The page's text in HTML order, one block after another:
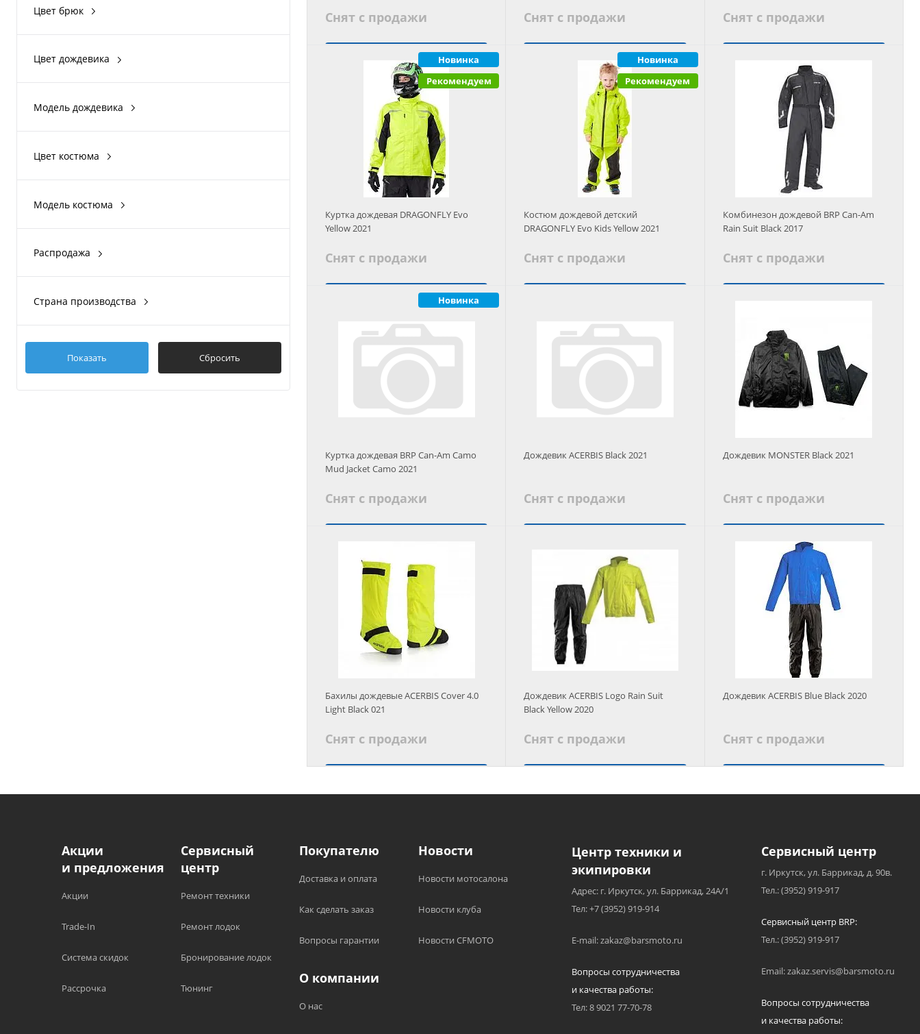
Цвет брюк
Цвет дождевика
Yellow
Модель дождевика
Cover 4.0 Light
Цвет костюма
Blue Marine
Dark Blue
Red Grey
Показать ещё 1
Модель костюма
Распродажа
Страна производства
Вьетнам
Показать Сбросить
Снят с продажи
Подобрать аналог
Снят с продажи
Подобрать аналог
Снят с продажи
Новинка
Рекомендуем
Куртка дождевая DRAGONFLY Evo
Yellow 2021
Снят с продажи
Подобрать аналог
Новинка
Рекомендуем
Костюм дождевой детский
DRAGONFLY Evo Kids Yellow 2021
Снят с продажи
Комбинезон дождевой BRP Can-Am
Rain Suit Black 2017
Снят с продажи
Новинка
Куртка дождевая BRP Can-Am Camo
Mud Jacket Camo 2021
Снят с продажи
Дождевик ACERBIS Black 2021
Снят с продажи
Дождевик MONSTER Black 2021
Снят с продажи
Подобрать аналог
Бахилы дождевые ACERBIS Cover 4.0
Light Black 021
Снят с продажи
Дождевик ACERBIS Logo Rain Suit
Black Yellow 2020
Снят с продажи
Дождевик ACERBIS Blue Black 2020
Снят с продажи
Акции
и предложения
Акции
Trade-In
Система скидок
Рассрочка
Сервисный
центр
Ремонт техники
Ремонт лодок
Бронирование лодок
Тюнинг
Покупателю
Доставка и оплата
Как сделать заказ
Вопросы гарантии
Новости
Новости мотосалона
Новости клуба
Новости CFMOTO
О компании
О нас
Центр техники и
экипировки
Адрес: г. Иркутск, ул. Баррикад, 24А/1
Тел: +7 (3952) 919-914
E-mail: zakaz@barsmoto.ru
Вопросы сотрудничества
и качества работы:
Тел: 8 9021 77-70-78
Сервисный центр
г. Иркутск, ул. Баррикад, д. 90в.
Тел.: (3952) 919-917
Сервисный центр BRP:
Тел.: (3952) 919-917
Email: zakaz.servis@barsmoto.ru
Вопросы сотрудничества
и качества работы: